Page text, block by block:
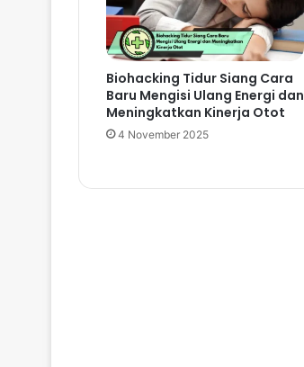
Biohacking Tidur Siang Cara
Baru Mengisi Ulang Energi dan
Meningkatkan Kinerja Otot
4 November 2025